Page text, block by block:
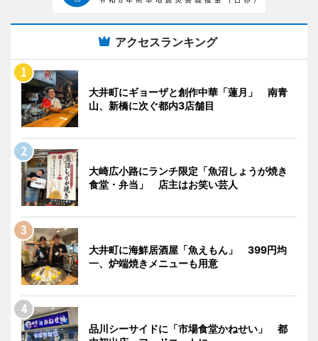
アクセスランキング
大井町にギョーザと創作中華「蓮月」 南青
山、新橋に次ぐ都内3店舗目
大崎広小路にランチ限定「魚沼しょうが焼き
食堂・弁当」 店主はお笑い芸人
大井町に海鮮居酒屋「魚えもん」 399円均
一、炉端焼きメニューも用意
品川シーサイドに「市場食堂かねせい」 都